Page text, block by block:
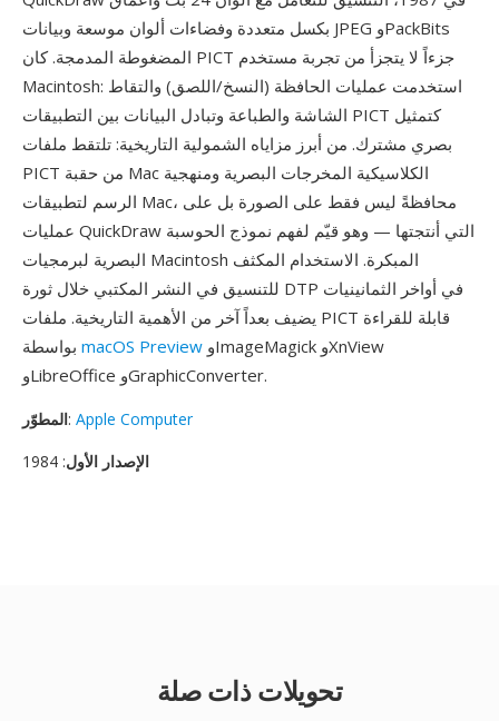
بكسل متعددة وفضاءات ألوان موسعة وبيانات JPEG وPackBits
المضغوطة المدمجة. كان PICT جزءاً لا يتجزأ من تجربة مستخدم
Macintosh: استخدمت عمليات الحافظة (النسخ/اللصق) والتقاط
الشاشة والطباعة وتبادل البيانات بين التطبيقات PICT كتمثيل
بصري مشترك. من أبرز مزاياه الشمولية التاريخية: تلتقط ملفات
PICT من حقبة Mac الكلاسيكية المخرجات البصرية ومنهجية
الرسم لتطبيقات Mac، محافظةً ليس فقط على الصورة بل على
عمليات QuickDraw التي أنتجتها — وهو قيّم لفهم نموذج الحوسبة
البصرية لبرمجيات Macintosh المبكرة. الاستخدام المكثف
للتنسيق في النشر المكتبي خلال ثورة DTP في أواخر الثمانينيات
يضيف بعداً آخر من الأهمية التاريخية. ملفات PICT قابلة للقراءة
macOS Preview
وLibreOffice وGraphicConverter.
المطوّر: Apple Computer
الإصدار الأول: 1984
تحويلات ذات صلة